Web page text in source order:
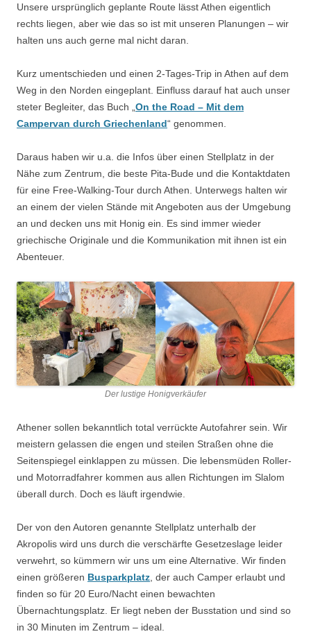
Unsere ursprünglich geplante Route lässt Athen eigentlich
rechts liegen, aber wie das so ist mit unseren Planungen – wir
halten uns auch gerne mal nicht daran.
Kurz umentschieden und einen 2-Tages-Trip in Athen auf dem
Weg in den Norden eingeplant. Einfluss darauf hat auch unser
steter Begleiter, das Buch „On the Road – Mit dem
Campervan durch Griechenland“ genommen.
Daraus haben wir u.a. die Infos über einen Stellplatz in der
Nähe zum Zentrum, die beste Pita-Bude und die Kontaktdaten
für eine Free-Walking-Tour durch Athen. Unterwegs halten wir
an einem der vielen Stände mit Angeboten aus der Umgebung
an und decken uns mit Honig ein. Es sind immer wieder
griechische Originale und die Kommunikation mit ihnen ist ein
Abenteuer.
Der lustige Honigverkäufer
Athener sollen bekanntlich total verrückte Autofahrer sein. Wir
meistern gelassen die engen und steilen Straßen ohne die
Seitenspiegel einklappen zu müssen. Die lebensmüden Roller-
und Motorradfahrer kommen aus allen Richtungen im Slalom
überall durch. Doch es läuft irgendwie.
Der von den Autoren genannte Stellplatz unterhalb der
Akropolis wird uns durch die verschärfte Gesetzeslage leider
verwehrt, so kümmern wir uns um eine Alternative. Wir finden
einen größeren Busparkplatz, der auch Camper erlaubt und
finden so für 20 Euro/Nacht einen bewachten
Übernachtungsplatz. Er liegt neben der Busstation und sind so
in 30 Minuten im Zentrum – ideal.